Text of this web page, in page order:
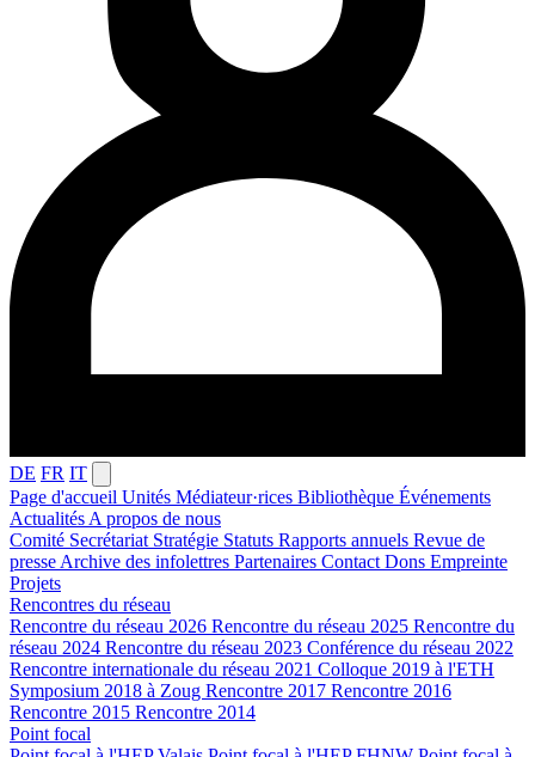
DE FR IT
Page d'accueil Unités Médiateur·rices Bibliothèque Événements
Actualités A propos de nous
Comité Secrétariat Stratégie Statuts Rapports annuels Revue de
presse Archive des infolettres Partenaires Contact Dons Empreinte
Projets
Rencontres du réseau
Rencontre du réseau 2026 Rencontre du réseau 2025 Rencontre du
réseau 2024 Rencontre du réseau 2023 Conférence du réseau 2022
Rencontre internationale du réseau 2021 Colloque 2019 à l'ETH
Symposium 2018 à Zoug Rencontre 2017 Rencontre 2016
Rencontre 2015 Rencontre 2014
Point focal